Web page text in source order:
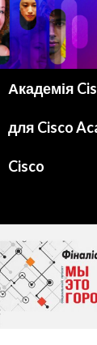
Академія
для Cisco
Cisco